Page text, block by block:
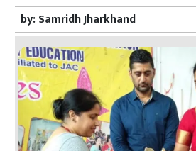
by:Samridh Jharkhand